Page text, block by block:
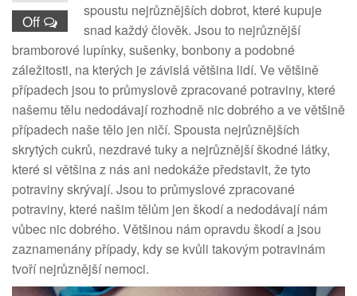
Off
spoustu nejrůznějších dobrot, které kupuje
snad každý člověk. Jsou to nejrůznější
bramborové lupínky, sušenky, bonbony a podobné
záležitosti, na kterých je závislá většina lidí. Ve většině
případech jsou to průmyslově zpracované potraviny, které
našemu tělu nedodávají rozhodně nic dobrého a ve většině
případech naše tělo jen ničí. Spousta nejrůznějších
skrytých cukrů, nezdravé tuky a nejrůznější škodné látky,
které si většina z nás ani nedokáže představit, že tyto
potraviny skrývají. Jsou to průmyslové zpracované
potraviny, které našim tělům jen škodí a nedodávají nám
vůbec nic dobrého. Většinou nám opravdu škodí a jsou
zaznamenány případy, kdy se kvůli takovým potravinám
tvoří nejrůznější nemoci.